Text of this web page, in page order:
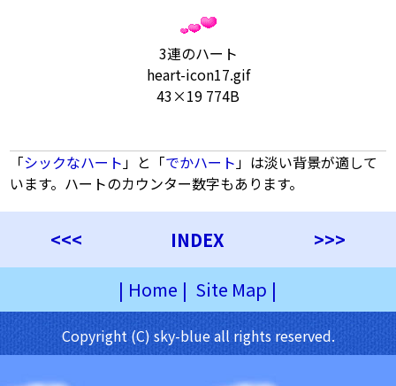
3連のハート
heart-icon17.gif
43×19 774B
「シックなハート」と「でかハート」は淡い背景が適して
います。ハートのカウンター数字もあります。
<<< INDEX
>>>
| Home | Site Map |
Copyright (C) sky-blue all rights reserved.